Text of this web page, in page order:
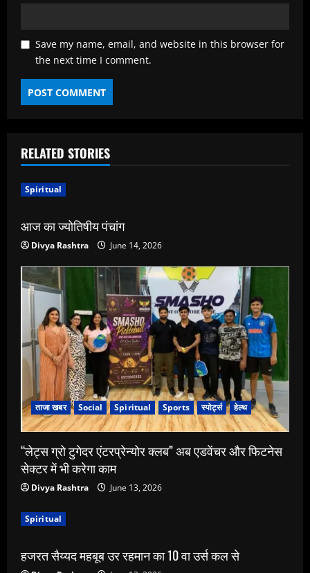
Save my name, email, and website in this browser for
the next time I comment.
RELATED STORIES
Spiritual
आज का ज्योतिषीय पंचांग
Divya Rashtra June 14, 2026
ताजा खबर Social Spiritual Sports स्पोर्ट्स हेल्थ
“लेट्स ग्रो टुगेदर एंटरप्रेन्योर क्लब” अब एडवेंचर और फिटनेस
सेक्टर में भी करेगा काम
Divya Rashtra June 13, 2026
Spiritual
हजरत सैय्यद महबूब उर रहमान का 10 वा उर्स कल से